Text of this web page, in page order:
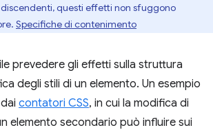
questi effetti non sfuggono
Specifiche di contenimento
prevedere gli effetti sulla struttura
degli stili di un elemento. Un esempio
contatori CSS, in cui la modifica di
elemento secondario può influire sui